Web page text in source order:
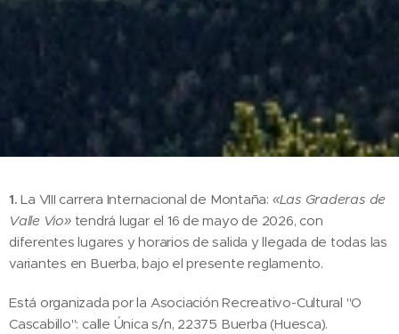
1. La VIII carrera Internacional de Montaña: «Las Graderas de
Valle Vio»tendrá lugar el 16 de mayo de 2026, con
diferentes lugares y horarios de salida y llegada de todas las
variantes en Buerba, bajo el presente reglamento.
Está organizada por la Asociación Recreativo-Cultural "O
Cascabillo": calle Única s/n, 22375 Buerba (Huesca).